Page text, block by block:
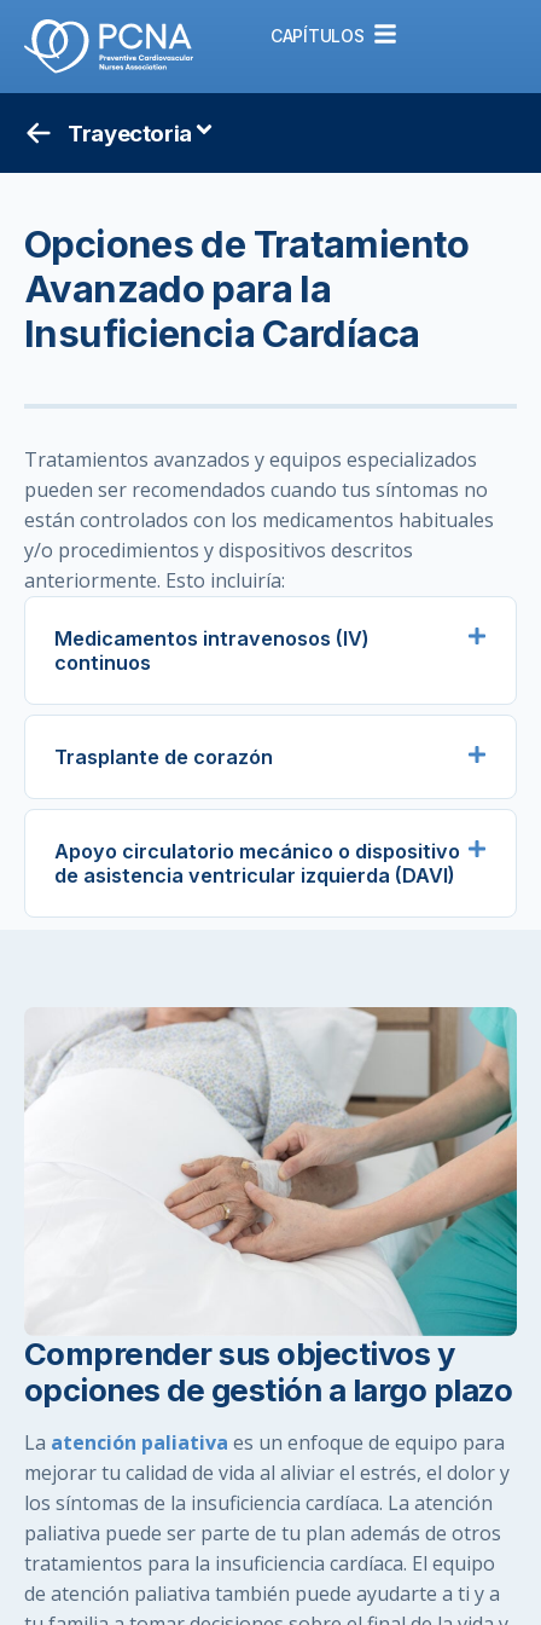
CAPÍTULOS
Trayectoria
Opciones de Tratamiento
Avanzado para la
Insuficiencia Cardíaca
Tratamientos avanzados y equipos especializados
pueden ser recomendados cuando tus síntomas no
están controlados con los medicamentos habituales
y/o procedimientos y dispositivos descritos
anteriormente. Esto incluiría:
Medicamentos intravenosos (IV)
continuos
Trasplante de corazón
Apoyo circulatorio mecánico o dispositivo
de asistencia ventricular izquierda (DAVI)
Comprender sus objectivos y
opciones de gestión a largo plazo
La atención paliativa es un enfoque de equipo para
mejorar tu calidad de vida al aliviar el estrés, el dolor y
los síntomas de la insuficiencia cardíaca. La atención
paliativa puede ser parte de tu plan además de otros
tratamientos para la insuficiencia cardíaca. El equipo
de atención paliativa también puede ayudarte a ti y a